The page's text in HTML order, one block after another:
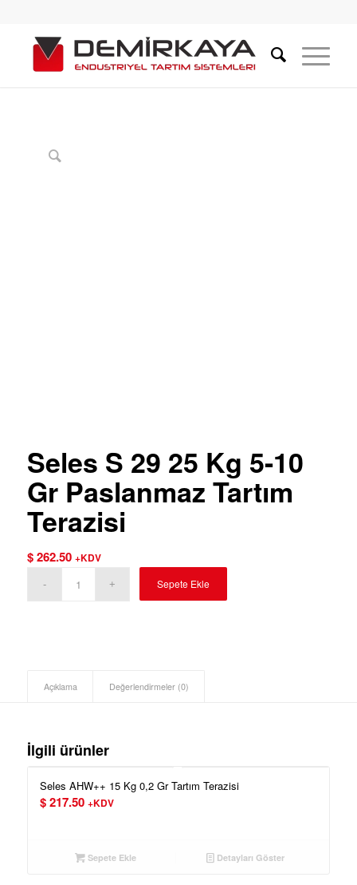
Seles S 29 25 Kg 5-10
Gr Paslanmaz Tartım
Terazisi
$262.50 +KDV
Sepete Ekle
Açıklama Değerlendirmeler (0)
İlgili ürünler
Seles AHW++ 15 Kg 0,2 Gr Tartım Terazisi
$217.50 +KDV
Sepete Ekle Detayları Göster